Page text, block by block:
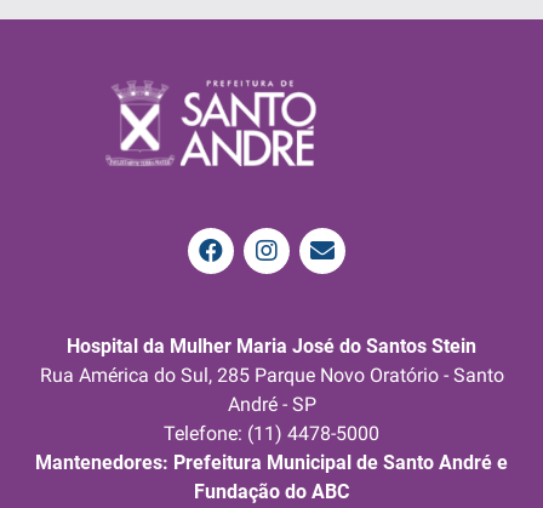
Hospital da Mulher Maria José do Santos Stein
Rua América do Sul, 285 Parque Novo Oratório - Santo
André - SP
Telefone: (11) 4478-5000
Mantenedores: Prefeitura Municipal de Santo André e
Fundação do ABC